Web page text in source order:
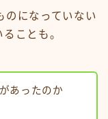
のになっていない
ことも。
あったのか